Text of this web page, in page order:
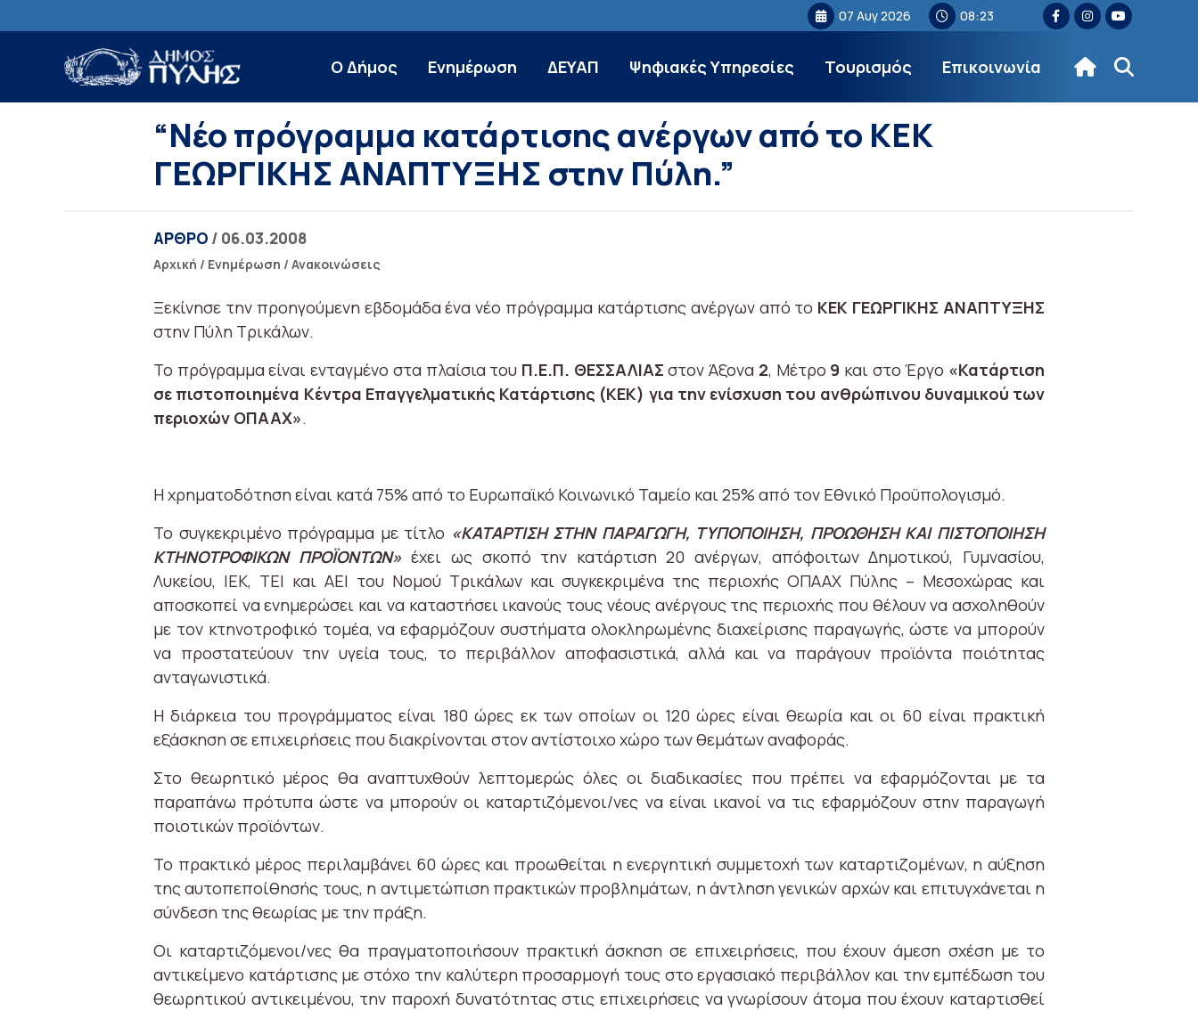
07 Αυγ 2026 08:23
Ο Δήμος Ενημέρωση ΔΕΥΑΠ Ψηφιακές Υπηρεσίες Τουρισμός Επικοινωνία
“Νέο πρόγραμμα κατάρτισης ανέργων από το ΚΕΚ
ΓΕΩΡΓΙΚΗΣ ΑΝΑΠΤΥΞΗΣ στην Πύλη.”
ΑΡΘΡΟ / 06.03.2008
Αρχική / Ενημέρωση / Ανακοινώσεις
Ξεκίνησε την προηγούμενη εβδομάδα ένα νέο πρόγραμμα κατάρτισης ανέργων από το ΚΕΚ ΓΕΩΡΓΙΚΗΣ ΑΝΑΠΤΥΞΗΣ
στην Πύλη Τρικάλων.
Το πρόγραμμα είναι ενταγμένο στα πλαίσια του Π.Ε.Π. ΘΕΣΣΑΛΙΑΣ στον Άξονα 2, Μέτρο 9 και στο Έργο «Κατάρτιση
σε πιστοποιημένα Κέντρα Επαγγελματικής Κατάρτισης (ΚΕΚ) για την ενίσχυση του ανθρώπινου δυναμικού των
περιοχών ΟΠΑΑΧ».
Η χρηματοδότηση είναι κατά 75% από το Ευρωπαϊκό Κοινωνικό Ταμείο και 25% από τον Εθνικό Προϋπολογισμό.
Το συγκεκριμένο πρόγραμμα με τίτλο «ΚΑΤΑΡΤΙΣΗ ΣΤΗΝ ΠΑΡΑΓΩΓΗ, ΤΥΠΟΠΟΙΗΣΗ, ΠΡΟΩΘΗΣΗ ΚΑΙ ΠΙΣΤΟΠΟΙΗΣΗ
ΚΤΗΝΟΤΡΟΦΙΚΩΝ ΠΡΟΪΟΝΤΩΝ» έχει ως σκοπό την κατάρτιση 20 ανέργων, απόφοιτων Δημοτικού, Γυμνασίου,
Λυκείου, ΙΕΚ, ΤΕΙ και ΑΕΙ του Νομού Τρικάλων και συγκεκριμένα της περιοχής ΟΠΑΑΧ Πύλης – Μεσοχώρας και
αποσκοπεί να ενημερώσει και να καταστήσει ικανούς τους νέους ανέργους της περιοχής που θέλουν να ασχοληθούν
με τον κτηνοτροφικό τομέα, να εφαρμόζουν συστήματα ολοκληρωμένης διαχείρισης παραγωγής, ώστε να μπορούν
να προστατεύουν την υγεία τους, το περιβάλλον αποφασιστικά, αλλά και να παράγουν προϊόντα ποιότητας
ανταγωνιστικά.
Η διάρκεια του προγράμματος είναι 180 ώρες εκ των οποίων οι 120 ώρες είναι θεωρία και οι 60 είναι πρακτική
εξάσκηση σε επιχειρήσεις που διακρίνονται στον αντίστοιχο χώρο των θεμάτων αναφοράς.
Στο θεωρητικό μέρος θα αναπτυχθούν λεπτομερώς όλες οι διαδικασίες που πρέπει να εφαρμόζονται με τα
παραπάνω πρότυπα ώστε να μπορούν οι καταρτιζόμενοι/νες να είναι ικανοί να τις εφαρμόζουν στην παραγωγή
ποιοτικών προϊόντων.
Το πρακτικό μέρος περιλαμβάνει 60 ώρες και προωθείται η ενεργητική συμμετοχή των καταρτιζομένων, η αύξηση
της αυτοπεποίθησής τους, η αντιμετώπιση πρακτικών προβλημάτων, η άντληση γενικών αρχών και επιτυγχάνεται η
σύνδεση της θεωρίας με την πράξη.
Οι καταρτιζόμενοι/νες θα πραγματοποιήσουν πρακτική άσκηση σε επιχειρήσεις, που έχουν άμεση σχέση με το
αντικείμενο κατάρτισης με στόχο την καλύτερη προσαρμογή τους στο εργασιακό περιβάλλον και την εμπέδωση του
θεωρητικού αντικειμένου, την παροχή δυνατότητας στις επιχειρήσεις να γνωρίσουν άτομα που έχουν καταρτισθεί